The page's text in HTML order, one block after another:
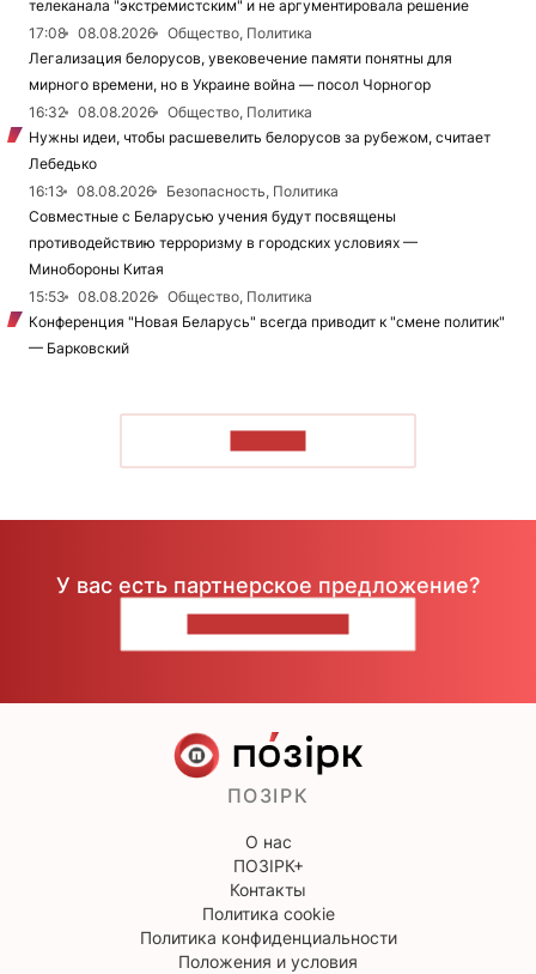
телеканала "экстремистским" и не аргументировала решение
17:08
08.08.2026
Общество, Политика
Легализация белорусов, увековечение памяти понятны для
мирного времени, но в Украине война — посол Чорногор
16:32
08.08.2026
Общество, Политика
Нужны идеи, чтобы расшевелить белорусов за рубежом, считает
Лебедько
16:13
08.08.2026
Безопасность, Политика
Совместные с Беларусью учения будут посвящены
противодействию терроризму в городских условиях —
Минобороны Китая
15:53
08.08.2026
Общество, Политика
Конференция "Новая Беларусь" всегда приводит к "смене политик"
— Барковский
У вас есть партнерское предложение?
ПОЗІРК
О нас
ПОЗІРК+
Контакты
Политика cookie
Политика конфиденциальности
Положения и условия